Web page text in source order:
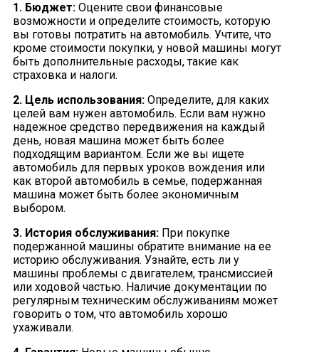
1. Бюджет: Оцените свои финансовые
возможности и определите стоимость, которую
вы готовы потратить на автомобиль. Учтите, что
кроме стоимости покупки, у новой машины могут
быть дополнительные расходы, такие как
страховка и налоги.
2. Цель использования: Определите, для каких
целей вам нужен автомобиль. Если вам нужно
надежное средство передвижения на каждый
день, новая машина может быть более
подходящим вариантом. Если же вы ищете
автомобиль для первых уроков вождения или
как второй автомобиль в семье, подержанная
машина может быть более экономичным
выбором.
3. История обслуживания: При покупке
подержанной машины обратите внимание на ее
историю обслуживания. Узнайте, есть ли у
машины проблемы с двигателем, трансмиссией
или ходовой частью. Наличие документации по
регулярным техническим обслуживаниям может
говорить о том, что автомобиль хорошо
ухаживали.